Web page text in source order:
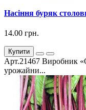
Насіння буряк
14.00 грн.
Купити
Арт.21467 Виробник
урожайни...